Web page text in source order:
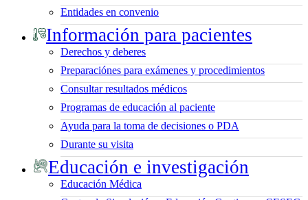
Entidades en convenio
Información para pacientes
Derechos y deberes
Preparaciónes para exámenes y procedimientos
Consultar resultados médicos
Programas de educación al paciente
Ayuda para la toma de decisiones o PDA
Durante su visita
Educación e investigación
Educación Médica